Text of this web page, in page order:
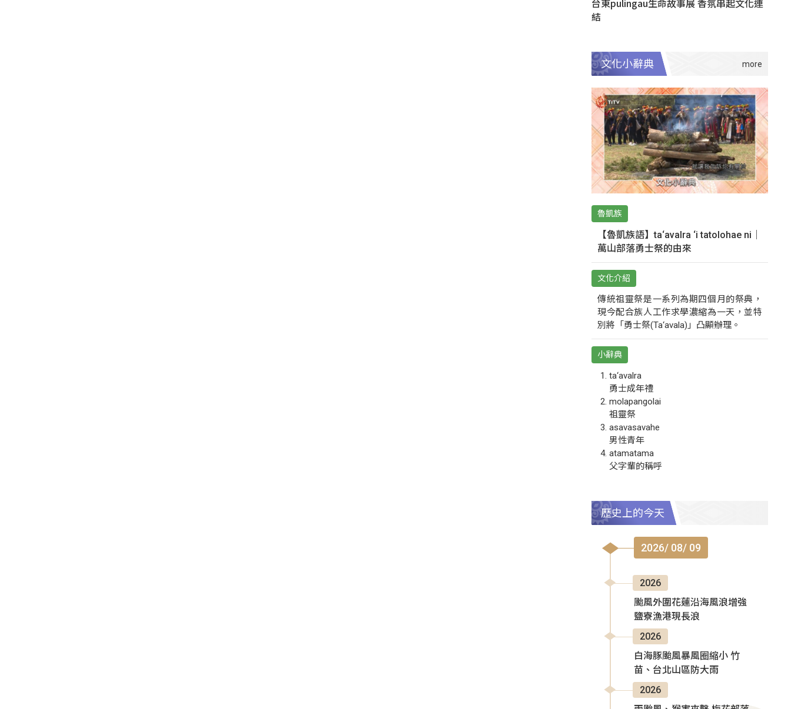
台東pulingau生命故事展 香氛串起文化連
結
文化小辭典
魯凱族
【魯凱族語】ta‘avalra ‘i tatolohae ni｜
萬山部落勇士祭的由來
文化介紹
傳統祖靈祭是一系列為期四個月的祭典，
現今配合族人工作求學濃縮為一天，並特
別將「勇士祭(Ta‘avala)」凸顯辦理。
小辭典
ta‘avalra
勇士成年禮
molapangolai
祖靈祭
asavasavahe
男性青年
atamatama
父字輩的稱呼
歷史上的今天
2026/ 08/ 09
2026
颱風外圍花蓮沿海風浪增強
鹽寮漁港現長浪
2026
白海豚颱風暴風圈縮小 竹
苗、台北山區防大雨
2026